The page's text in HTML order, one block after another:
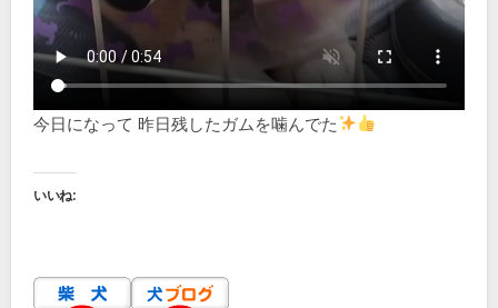
今日になって 昨日残したガムを噛んでた
いいね: